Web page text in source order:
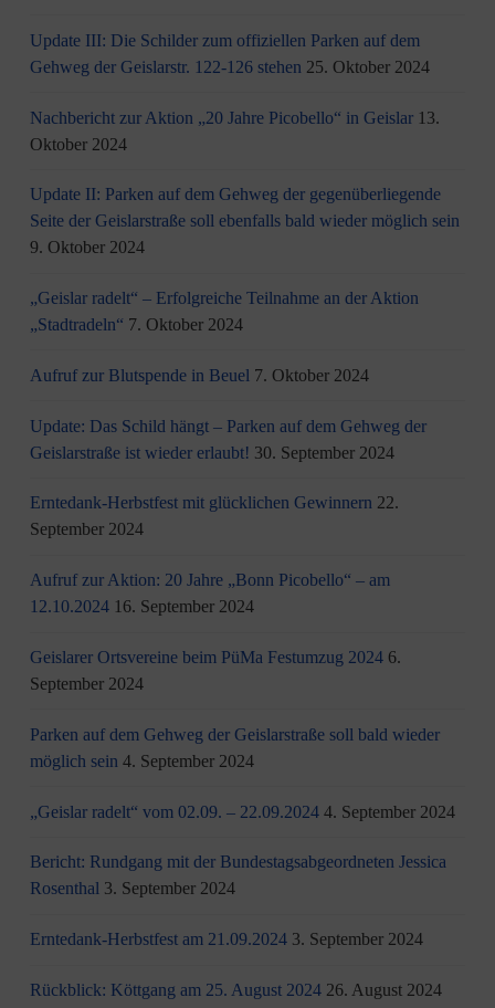
Update III: Die Schilder zum offiziellen Parken auf dem
Gehweg der Geislarstr. 122-126 stehen 25. Oktober 2024
Nachbericht zur Aktion „20 Jahre Picobello“ in Geislar 13.
Oktober 2024
Update II: Parken auf dem Gehweg der gegenüberliegende
Seite der Geislarstraße soll ebenfalls bald wieder möglich sein
9. Oktober 2024
„Geislar radelt“ – Erfolgreiche Teilnahme an der Aktion
„Stadtradeln“ 7. Oktober 2024
Aufruf zur Blutspende in Beuel 7. Oktober 2024
Update: Das Schild hängt – Parken auf dem Gehweg der
Geislarstraße ist wieder erlaubt! 30. September 2024
Erntedank-Herbstfest mit glücklichen Gewinnern 22.
September 2024
Aufruf zur Aktion: 20 Jahre „Bonn Picobello“ – am
12.10.2024 16. September 2024
Geislarer Ortsvereine beim PüMa Festumzug 2024 6.
September 2024
Parken auf dem Gehweg der Geislarstraße soll bald wieder
möglich sein 4. September 2024
„Geislar radelt“ vom 02.09. – 22.09.2024 4. September 2024
Bericht: Rundgang mit der Bundestagsabgeordneten Jessica
Rosenthal 3. September 2024
Erntedank-Herbstfest am 21.09.2024 3. September 2024
Rückblick: Köttgang am 25. August 2024 26. August 2024